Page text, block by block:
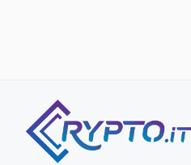
contenuto